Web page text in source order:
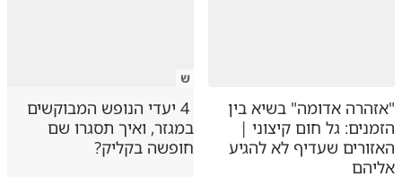
"אזהרה אדומה" בשיא בין
הזמנים: גל חום קיצוני |
האזורים שעדיף לא להגיע
אליהם
ש
4 יעדי הנופש המבוקשים
במגזר, ואיך תסגרו שם
חופשה בקליק?